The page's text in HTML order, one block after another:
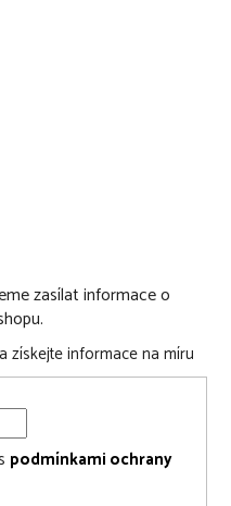
zasílat informace o
získejte informace na míru
podmínkami ochrany